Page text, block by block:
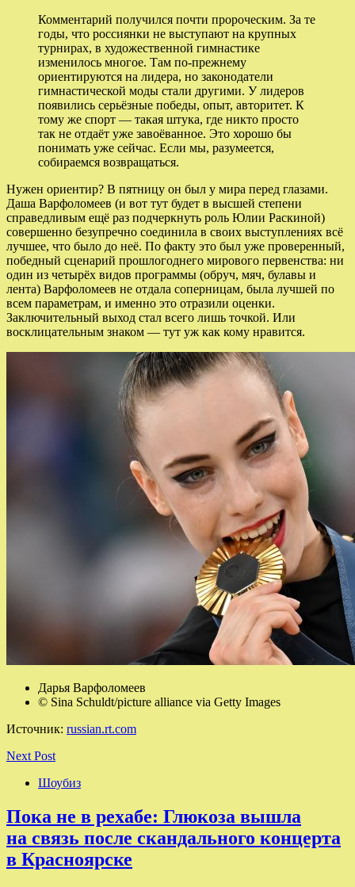
Комментарий получился почти пророческим. За те
годы, что россиянки не выступают на крупных
турнирах, в художественной гимнастике
изменилось многое. Там по-прежнему
ориентируются на лидера, но законодатели
гимнастической моды стали другими. У лидеров
появились серьёзные победы, опыт, авторитет. К
тому же спорт — такая штука, где никто просто
так не отдаёт уже завоёванное. Это хорошо бы
понимать уже сейчас. Если мы, разумеется,
собираемся возвращаться.
Нужен ориентир? В пятницу он был у мира перед глазами.
Даша Варфоломеев (и вот тут будет в высшей степени
справедливым ещё раз подчеркнуть роль Юлии Раскиной)
совершенно безупречно соединила в своих выступлениях всё
лучшее, что было до неё. По факту это был уже проверенный,
победный сценарий прошлогоднего мирового первенства: ни
один из четырёх видов программы (обруч, мяч, булавы и
лента) Варфоломеев не отдала соперницам, была лучшей по
всем параметрам, и именно это отразили оценки.
Заключительный выход стал всего лишь точкой. Или
восклицательным знаком — тут уж как кому нравится.
Дарья Варфоломеев
© Sina Schuldt/picture alliance via Getty Images
Источник: russian.rt.com
Next Post
Шоубиз
Пока не в рехабе: Глюкоза вышла
на связь после скандального концерта
в Красноярске